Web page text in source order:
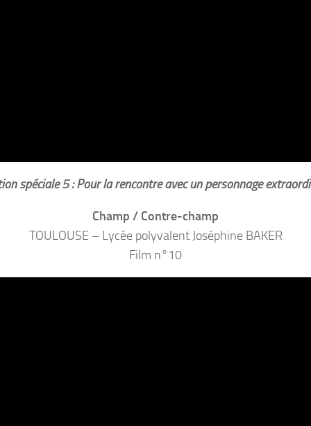
spéciale 5 : Pour la rencontre avec un personnage
Champ / Contre-champ
TOULOUSE – Lycée polyvalent Joséphine BAKER
Film n°10